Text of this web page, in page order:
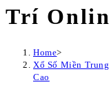
Trí
Home>
Xổ Số Miền
Cao